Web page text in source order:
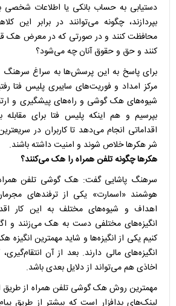
دستیابی به حساب بانکی یا اطلاعات شخصی
بپردازند، چگونه می‌توانند در برابر این
محافظت کنند و در صورتی که در معرض هک
کنند و حق و حقوق آنان چه می‌شود؟
برای پاسخ به این پرسش‌ها به سراغ سرهنگ
مرکز امداد و فوریت‌های سایبری پلیس فتا
شیوه‌های هک گوشی و راه‌های پیشگیری و
بپرسیم و هم اینکه پلیس فتا برای مقابله
اقداماتی انجام می‌دهد تا کاربران در
شر هکرها خلاص شوند و امنیت داشته باشند.
هکرها چگونه تلفن همراه را هک می‌کنند؟
سرهنگ پاشایی گفت: هک گوشی تلفن
هوشمند «اسمارت» یکی از ترفندهای
اهداف و شیوه‌های مختلف به این کار
انگیزه‌های مختلفی دست به هک می‌زنند و
کنیم یکی از انگیزه‌ها و شاید مهمترین انگیزه
انگیزه‌های مالی دارند. بعد از آن
اخاذی هم می‌تواند از دلایل بعدی باشد.
مهمترین روش هک گوشی تلفن همراه از طریق
لینک‌های بدافزار است که بیشتر از طریق